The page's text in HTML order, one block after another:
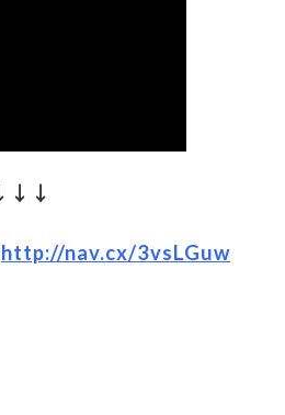
↓↓↓
http://nav.cx/3vsLGuw